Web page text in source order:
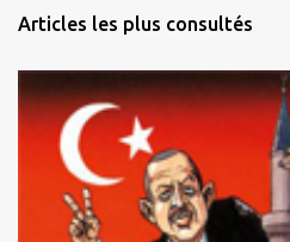
Articles les plus consultés